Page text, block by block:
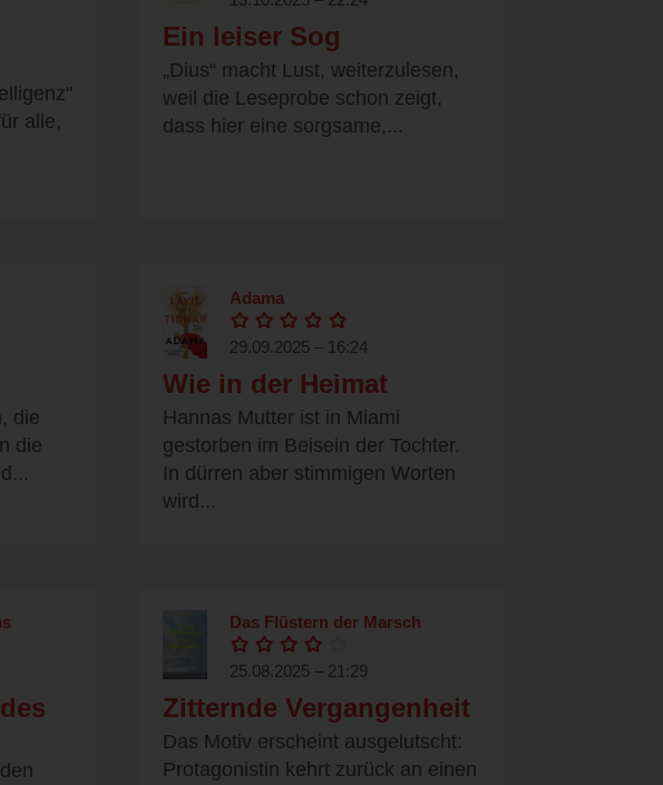
alle,
Ein leiser Sog
„Dius“ macht Lust, weiterzulesen,
weil die Leseprobe schon zeigt,
dass hier eine sorgsame,...
die
die
Adama
29.09.2025 – 16:24
Wie in der Heimat
Hannas Mutter ist in Miami
gestorben im Beisein der Tochter.
In dürren aber stimmigen Worten
wird...
Das Flüstern der Marsch
25.08.2025 – 21:29
Zitternde Vergangenheit
Das Motiv erscheint ausgelutscht:
Protagonistin kehrt zurück an einen